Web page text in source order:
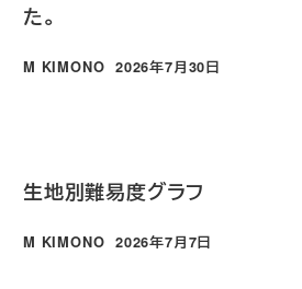
た。
M KIMONO
投稿日
2026年7月30日
生地別難易度グラフ
M KIMONO
投稿日
2026年7月7日